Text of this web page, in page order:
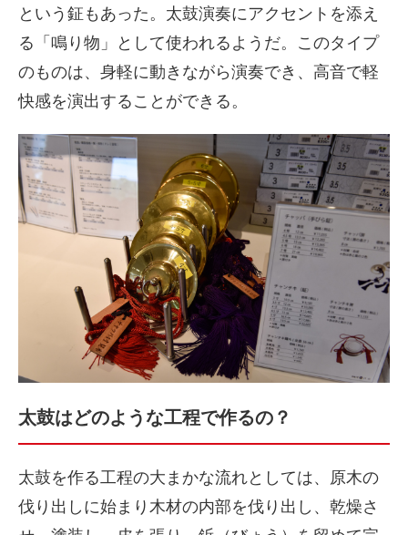
という鉦もあった。太鼓演奏にアクセントを添え
る「鳴り物」として使われるようだ。このタイプ
のものは、身軽に動きながら演奏でき、高音で軽
快感を演出することができる。
太鼓はどのような工程で作るの？
太鼓を作る工程の大まかな流れとしては、原木の
伐り出しに始まり木材の内部を伐り出し、乾燥さ